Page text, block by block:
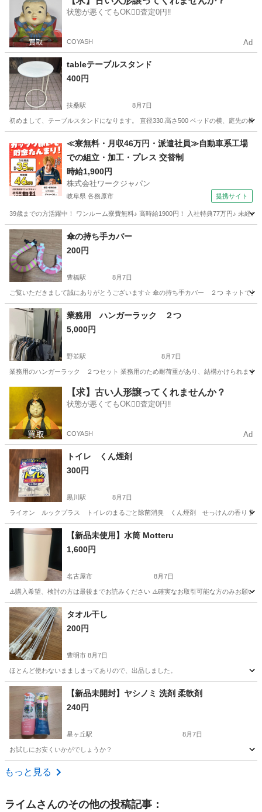
状態が悪くてもOK🙆‍♀️査定0円‼️
COYASH Ad
tableテーブルスタンド
400円
扶桑駅 8月7日
初めまして、テーブルスタンドになります。 直径330.高さ500 ベッドの横、庭先の椅
扶桑駅 家庭用品
≪寮無料・月収46万円・派遣社員≫自動車系工場
での組立・加工・プレス 交替制
時給1,900円
株式会社ワークジャパン
岐阜県 各務原市 提携サイト
39歳までの方活躍中！ ワンルーム寮費無料♪ 高時給1900円！ 入社特典77万円♪ 未経
岐阜 各務原市 その他
傘の持ち手カバー
200円
豊橋駅 8月7日
ご覧いただきまして誠にありがとうございます☆ 傘の持ち手カバー ２つ ネットで見
愛知 豊橋市 豊橋駅 その他
業務用 ハンガーラック ２つ
5,000円
野並駅 8月7日
業務用のハンガーラック ２つセット 業務用のため耐荷重があり、結構かけられます
野並駅 洗濯用品
【求】古い人形譲ってくれませんか？
状態が悪くてもOK🙆‍♀️査定0円‼️
COYASH Ad
トイレ くん煙剤
300円
黒川駅 8月7日
ライオン ルックプラス トイレのまるごと除菌消臭 くん煙剤 せっけんの香り 貰い
愛知 名古屋市 黒川駅 掃除用具
【新品未使用】水筒 Motteru
1,600円
名古屋市 8月7日
⚠️購入希望、検討の方は最後までお読みください ⚠️確実なお取引可能な方のみお願い
愛知 名古屋市 家庭用品
タオル干し
200円
豊明市 8月7日
ほとんど使わないまましまってありので、出品しました。
愛知 豊明市 洗濯用品 タオル
【新品未開封】ヤシノミ 洗剤 柔軟剤
240円
星ヶ丘駅 8月7日
お試しにお安くいかがでしょうか？
愛知 名古屋市
もっと見る
ライムさんのその他の投稿記事：